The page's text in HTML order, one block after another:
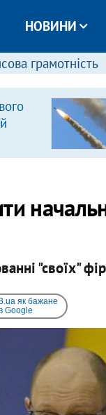
НОВИНИ
грамотність
"своїх"
як бажане
Google